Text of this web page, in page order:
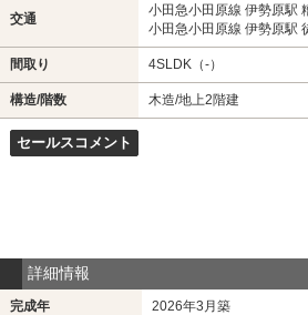
交通
小田急小田原線 伊勢原駅
小田急小田原線 伊勢原駅
間取り 4SLDK（-）
構造/階数 木造/地上2階建
セールスコメント
詳細情報
完成年 2026年3月築